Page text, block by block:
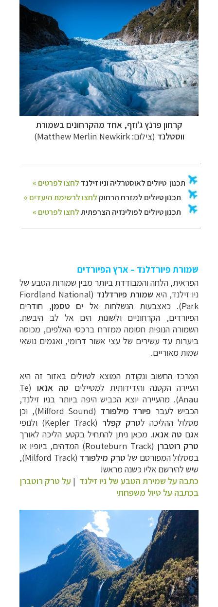
קרחון פרנץ ג'וזף, אחד מהקרחונים בשמורת
ווסטלנד (צילום: Matthew Merlin Newkirk)
שמורת פיורדלנד – ארץ הפיורדים
הפראית, הלחה והמבודדת ביותר מבין שמורות הטבע של
ניו זילנד,היא שמורת פיורדלנד (
Fiordland National
Park). כאצבעות הנשלחות אל ים טסמן, חודרים
הפיורדים, הקרחוניים ולשונות הים אל לב היבשת.
השמורה הנופית חסומה ממזרח ברכסי האלפים, מכוסה
ביערות עד עשירים של עצי אשור דרומי, ואגמים נושאי
שמות מאוריים.
המרכז החשוב ונקודת המוצא לטיולים באזור זה היא
העיירה הקטנה והידידותית למטיילים טה אנאו(
Te
Anau). מהעיירה יוצא הכביש היפה ביותר בניו זילנד,
הכביש לעבר פיורד מילפורד (
Milford Sound), וכן
מסלול ההליכה לטרק קפלר (
Kepler Track) ולנופי
אגם טה אנאו. מכאן ניתן להתחיל בקטע הליכה לאורך
טרק רוטברן (
Routeburn Track) המדהים, ביופיו או
במסלול המפורסם של טרק מילפורד (
Milford Track
),
שיש להירשם אליו כשנה מראש!
כתבה על שמירת הטבע של ניו זילנד | על טרק רוטברן
בכתבה על טיול משפחתי